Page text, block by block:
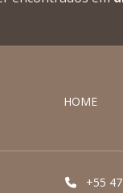
HOME
+55 47